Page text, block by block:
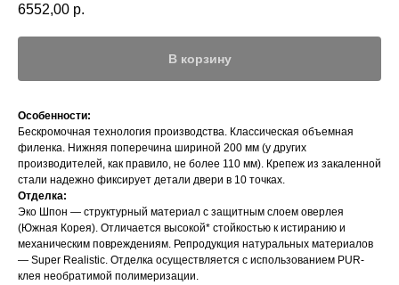
6552,00 р.
В корзину
Особенности:
Бескромочная технология производства. Классическая объемная
филенка. Нижняя поперечина шириной 200 мм (у других
производителей, как правило, не более 110 мм). Крепеж из закаленной
стали надежно фиксирует детали двери в 10 точках.
Отделка:
Эко Шпон — структурный материал с защитным слоем оверлея
(Южная Корея). Отличается высокой* стойкостью к истиранию и
механическим повреждениям. Репродукция натуральных материалов
— Super Realistic. Отделка осуществляется с использованием PUR-
клея необратимой полимеризации.